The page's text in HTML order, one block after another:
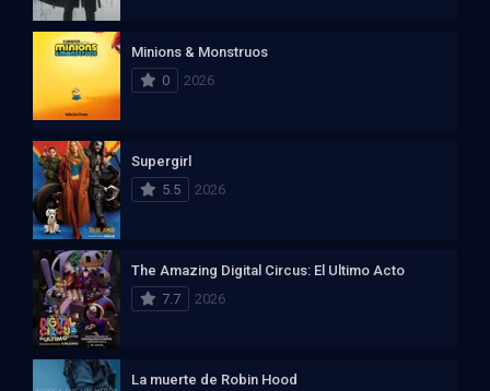
Minions & Monstruos
0
2026
Supergirl
5.5
2026
The Amazing Digital Circus: El Ultimo Acto
7.7
2026
La muerte de Robin Hood